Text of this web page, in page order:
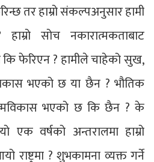
तर हाम्रो संकल्पअनुसार हामी
सोच नकारात्मकताबाट
कि फेरिएन ? हामीले चाहेको सुख,
भएको छ या छैन ? भौतिक
भएको छ कि छैन ? के
एक वर्षको अन्तरालमा हाम्रो
राष्ट्रमा ? शुभकामना व्यक्त गर्ने